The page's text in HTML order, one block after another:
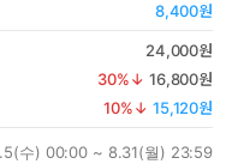
8,400원
24,000원
30%↓ 16,800원
10%↓ 15,120원
수) 00:00 ~ 8.31(월) 23:59